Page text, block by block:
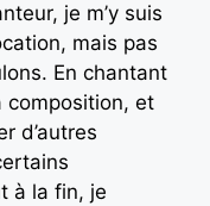
je m’y suis
mais pas
En chantant
composition, et
d’autres
à la fin, je